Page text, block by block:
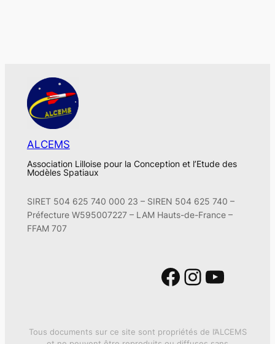
ALCEMS
Association Lilloise pour la Conception et l’Etude des
Modèles Spatiaux
SIRET 504 625 740 000 23 – SIREN 504 625 740 –
Préfecture W595007227 – LAM Hauts-de-France –
FFAM 707
Facebook InstagramYouTube
Tous documents sur ce site sont propriétés de l’ALCEMS